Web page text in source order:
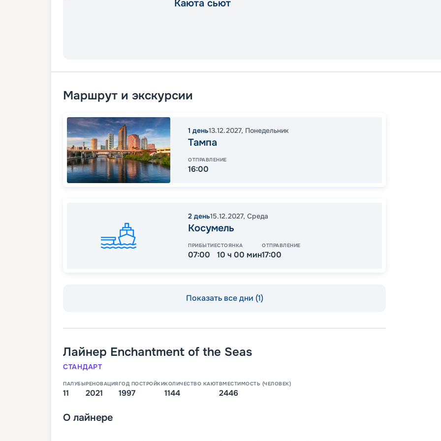
Каюта сьют
Маршрут и экскурсии
1 день13.12.2027, Понедельник
Тампа
ОТПРАВЛЕНИЕ
16:00
2 день15.12.2027, Среда
Косумель
ПРИБЫТИЕ
07:00
СТОЯНКА
10 ч 00 мин
ОТПРАВЛЕНИЕ
17:00
Показать все дни (1)
Лайнер Enchantment of the Seas
СТАНДАРТ
ПАЛУБЫ
11
РЕНОВАЦИЯ
2021
ГОД ПОСТРОЙКИ
1997
КОЛИЧЕСТВО КАЮТ
1144
ВМЕСТИМОСТЬ (ЧЕЛОВЕК)
2446
О лайнере